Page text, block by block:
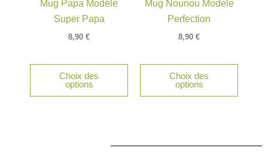
Mug Papa Modèle
Super Papa
8,90 €
Choix des
options
Mug Nounou Modèle
Perfection
8,90 €
Choix des
options